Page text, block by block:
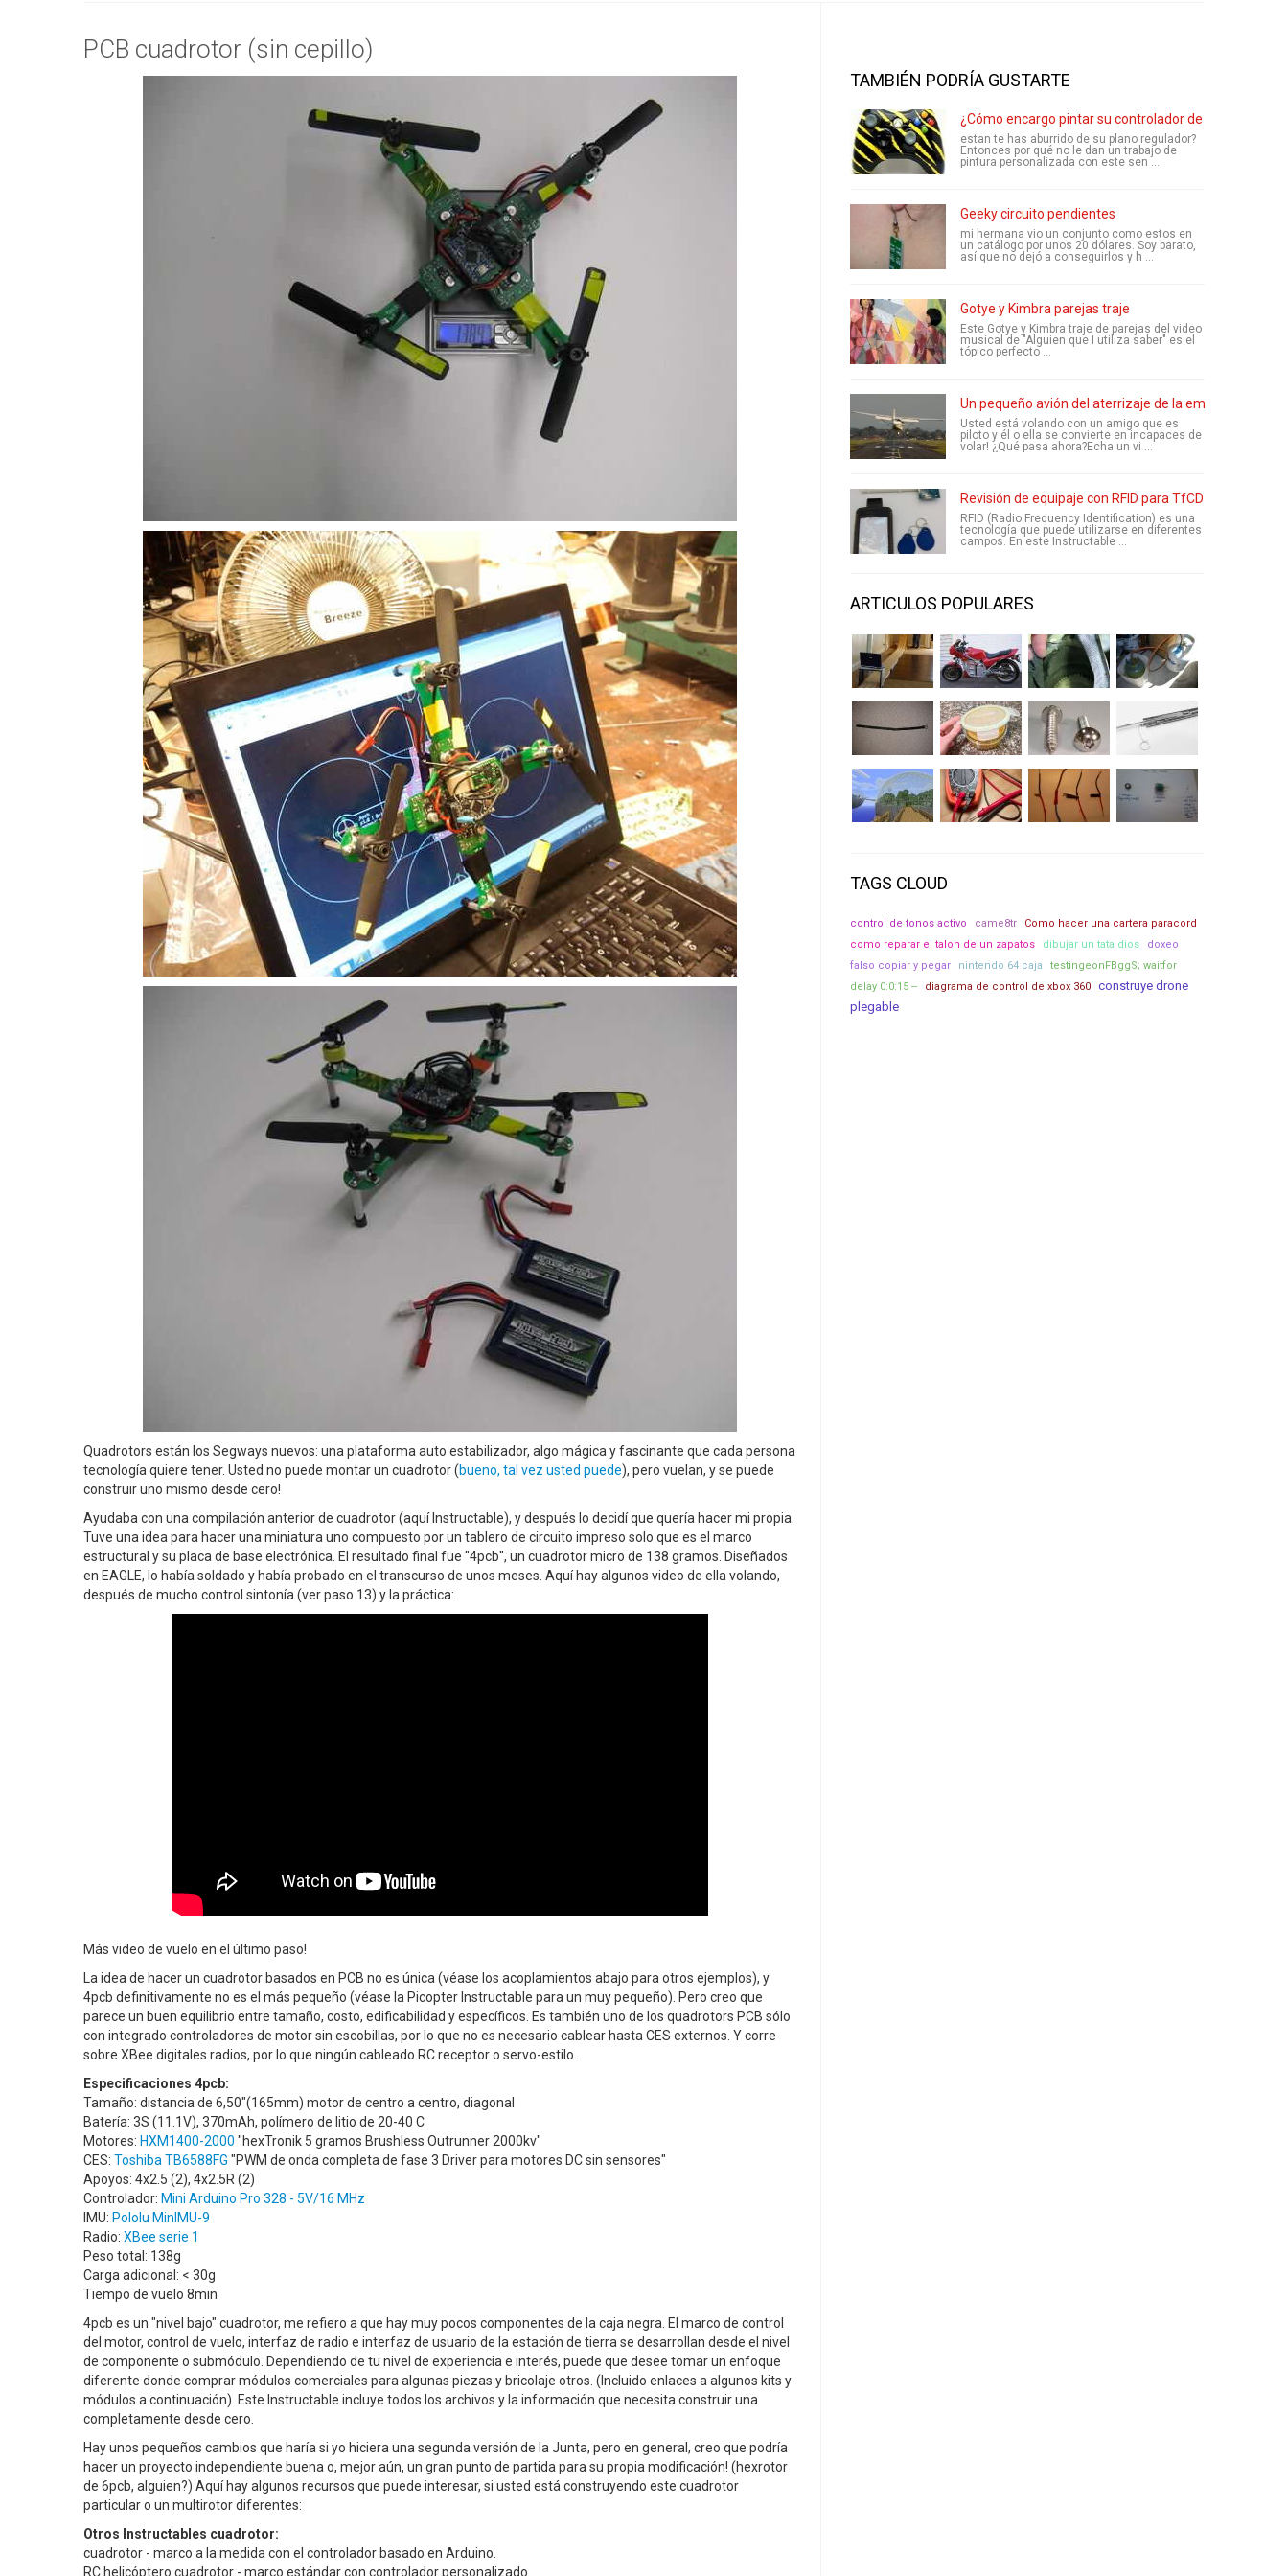
PCB cuadrotor (sin cepillo)
Quadrotors están los Segways nuevos: una plataforma auto estabilizador, algo mágica y fascinante que cada persona
tecnología quiere tener. Usted no puede montar un cuadrotor (bueno, tal vez usted puede), pero vuelan, y se puede
construir uno mismo desde cero!
Ayudaba con una compilación anterior de cuadrotor (aquí Instructable), y después lo decidí que quería hacer mi propia.
Tuve una idea para hacer una miniatura uno compuesto por un tablero de circuito impreso solo que es el marco
estructural y su placa de base electrónica. El resultado final fue "4pcb", un cuadrotor micro de 138 gramos. Diseñados
en EAGLE, lo había soldado y había probado en el transcurso de unos meses. Aquí hay algunos video de ella volando,
después de mucho control sintonía (ver paso 13) y la práctica:
Más video de vuelo en el último paso!
La idea de hacer un cuadrotor basados en PCB no es única (véase los acoplamientos abajo para otros ejemplos), y
4pcb definitivamente no es el más pequeño (véase la Picopter Instructable para un muy pequeño). Pero creo que
parece un buen equilibrio entre tamaño, costo, edificabilidad y específicos. Es también uno de los quadrotors PCB sólo
con integrado controladores de motor sin escobillas, por lo que no es necesario cablear hasta CES externos. Y corre
sobre XBee digitales radios, por lo que ningún cableado RC receptor o servo-estilo.
Especificaciones 4pcb:
Tamaño: distancia de 6,50"(165mm) motor de centro a centro, diagonal
Batería: 3S (11.1V), 370mAh, polímero de litio de 20-40 C
Motores: HXM1400-2000 "hexTronik 5 gramos Brushless Outrunner 2000kv"
CES: Toshiba TB6588FG "PWM de onda completa de fase 3 Driver para motores DC sin sensores"
Apoyos: 4x2.5 (2), 4x2.5R (2)
Controlador: Mini Arduino Pro 328 - 5V/16 MHz
IMU: Pololu MinIMU-9
Radio: XBee serie 1
Peso total: 138g
Carga adicional: < 30g
Tiempo de vuelo 8min
4pcb es un "nivel bajo" cuadrotor, me refiero a que hay muy pocos componentes de la caja negra. El marco de control
del motor, control de vuelo, interfaz de radio e interfaz de usuario de la estación de tierra se desarrollan desde el nivel
de componente o submódulo. Dependiendo de tu nivel de experiencia e interés, puede que desee tomar un enfoque
diferente donde comprar módulos comerciales para algunas piezas y bricolaje otros. (Incluido enlaces a algunos kits y
módulos a continuación). Este Instructable incluye todos los archivos y la información que necesita construir una
completamente desde cero.
Hay unos pequeños cambios que haría si yo hiciera una segunda versión de la Junta, pero en general, creo que podría
hacer un proyecto independiente buena o, mejor aún, un gran punto de partida para su propia modificación! (hexrotor
de 6pcb, alguien?) Aquí hay algunos recursos que puede interesar, si usted está construyendo este cuadrotor
particular o un multirotor diferentes:
Otros Instructables cuadrotor:
cuadrotor - marco a la medida con el controlador basado en Arduino.
RC helicóptero cuadrotor - marco estándar con controlador personalizado.
TAMBIÉN PODRÍA GUSTARTE
¿Cómo encargo pintar su controlador de Xbox
estan te has aburrido de su plano regulador?
Entonces por qué no le dan un trabajo de
pintura personalizada con este sen ...
Geeky circuito pendientes
mi hermana vio un conjunto como estos en
un catálogo por unos 20 dólares. Soy barato,
así que no dejó a conseguirlos y h ...
Gotye y Kimbra parejas traje
Este Gotye y Kimbra traje de parejas del video
musical de "Alguien que I utiliza saber" es el
tópico perfecto ...
Un pequeño avión del aterrizaje de la emergencia
Usted está volando con un amigo que es
piloto y él o ella se convierte en incapaces de
volar! ¿Qué pasa ahora?Echa un vi ...
Revisión de equipaje con RFID para TfCD
RFID (Radio Frequency Identification) es una
tecnología que puede utilizarse en diferentes
campos. En este Instructable ...
ARTICULOS POPULARES
TAGS CLOUD
control de tonos activo came8tr
Como hacer una cartera paracord
como reparar el talon de un zapatos
dibujar un tata dios
doxeo
falso copiar y pegar
nintendo 64 caja
testingeonFBggS; waitfor
delay 0:0:15 --
diagrama de control de xbox 360
construye drone
plegable